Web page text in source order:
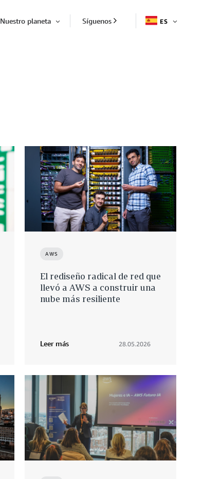
Nuestro planeta
Expandir
Síguenos ES
AWS
El rediseño radical de red que
llevó a AWS a construir una
nube más resiliente
Leer más 28.05.2026